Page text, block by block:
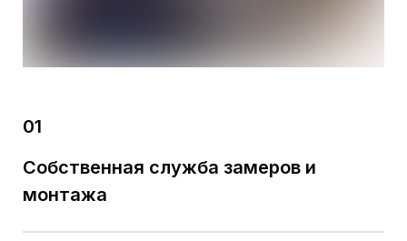
01
Собственная служба замеров и
монтажа